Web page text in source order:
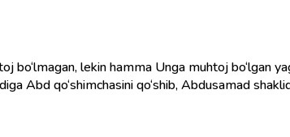
Abd qo‘shimchasini qo‘shib, Abdusamad